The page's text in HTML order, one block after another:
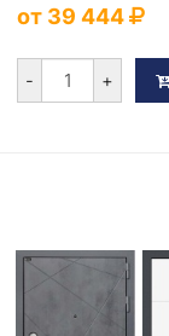
от 39 444
- +